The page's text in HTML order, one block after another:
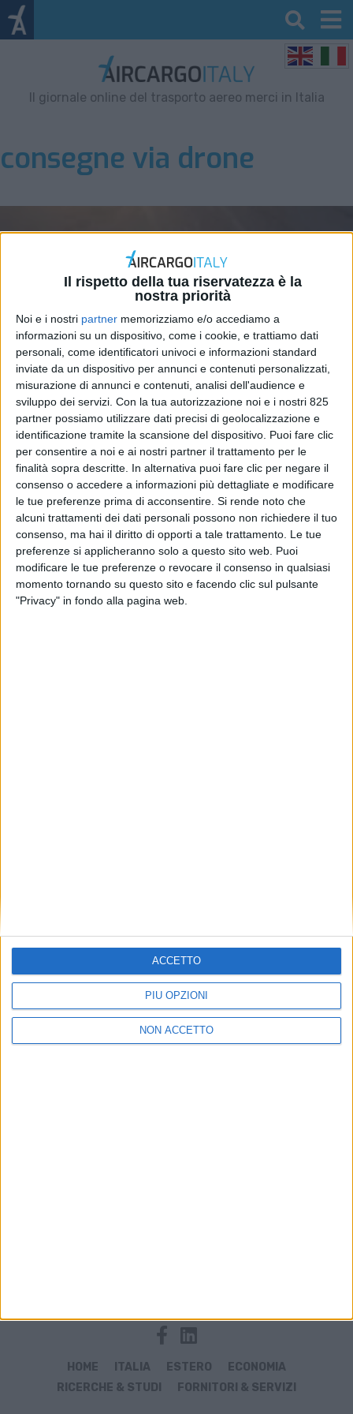
Il rispetto della tua riservatezza è la
nostra priorità
Noi e i nostri partner memorizziamo e/o accediamo a
informazioni su un dispositivo, come i cookie, e trattiamo dati
personali, come identificatori univoci e informazioni standard
inviate da un dispositivo per annunci e contenuti personalizzati,
misurazione di annunci e contenuti, analisi dell'audience e
sviluppo dei servizi. Con la tua autorizzazione noi e i nostri 825
partner possiamo utilizzare dati precisi di geolocalizzazione e
identificazione tramite la scansione del dispositivo. Puoi fare clic
per consentire a noi e ai nostri partner il trattamento per le
finalità sopra descritte. In alternativa puoi fare clic per negare il
consenso o accedere a informazioni più dettagliate e modificare
le tue preferenze prima di acconsentire. Si rende noto che
alcuni trattamenti dei dati personali possono non richiedere il tuo
consenso, ma hai il diritto di opporti a tale trattamento. Le tue
preferenze si applicheranno solo a questo sito web. Puoi
modificare le tue preferenze o revocare il consenso in qualsiasi
momento tornando su questo sito e facendo clic sul pulsante
"Privacy" in fondo alla pagina web.
PIÙ OPZIONI
NON ACCETTO
ACCETTO
Il giornale online del trasporto aereo merci in Italia
consegne via drone
I droni cargo di Dronamics
avvieranno voli Malta – Italia
nel 2022
ESTERO 22 OTTOBRE 2021
HOME ITALIA ESTERO
ECONOMIA
RICERCHE & STUDI
FORNITORI & SERVIZI